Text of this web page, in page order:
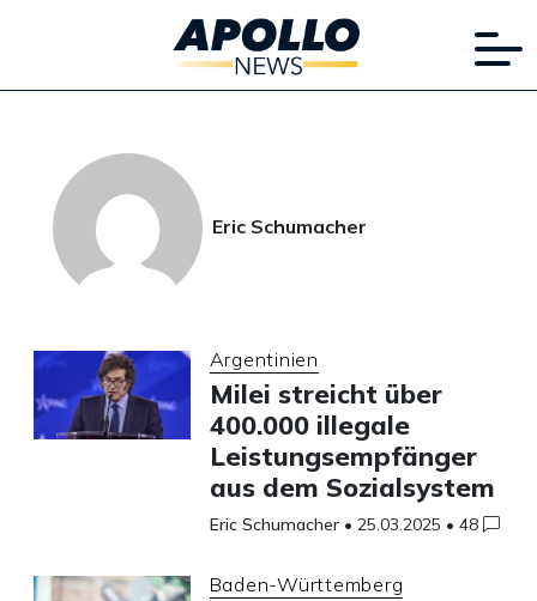
Eric Schumacher
Argentinien
Milei streicht über
400.000 illegale
Leistungsempfänger
aus dem Sozialsystem
Eric Schumacher • 25.03.2025 • 48
Baden-Württemberg